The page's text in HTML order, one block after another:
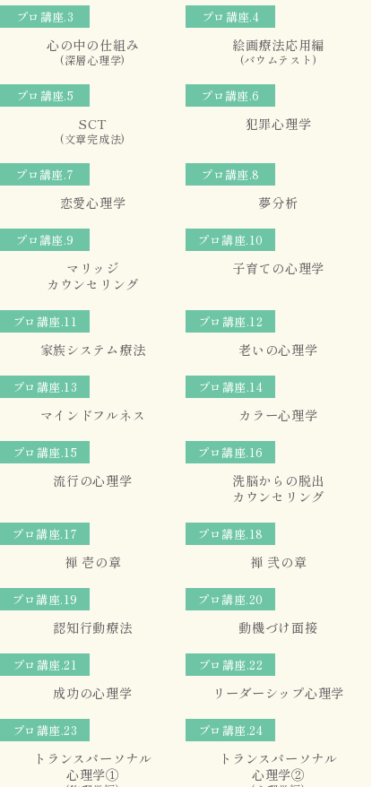
プロ講座.3
心の中の仕組み
(深層心理学)
プロ講座.4
絵画療法応用編
(バウムテスト)
プロ講座.5
SCT
(文章完成法)
プロ講座.6
犯罪心理学
プロ講座.7
恋愛心理学
プロ講座.8
夢分析
プロ講座.9
マリッジ
カウンセリング
プロ講座.10
子育ての心理学
プロ講座.11
家族システム療法
プロ講座.12
老いの心理学
プロ講座.13
マインドフルネス
プロ講座.14
カラー心理学
プロ講座.15
流行の心理学
プロ講座.16
洗脳からの脱出
カウンセリング
プロ講座.17
禅 壱の章
プロ講座.18
禅 弐の章
プロ講座.19
認知行動療法
プロ講座.20
動機づけ面接
プロ講座.21
成功の心理学
プロ講座.22
リーダーシップ心理学
プロ講座.23
トランスパーソナル
心理学①
プロ講座.24
トランスパーソナル
心理学②